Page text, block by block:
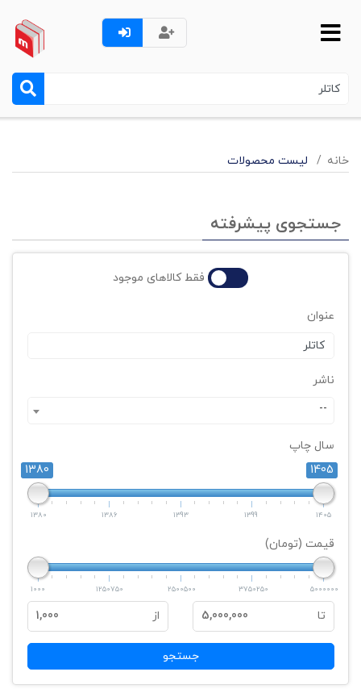
خانه لیست محصولات
جستجوی پیشرفته
فقط کالاهای موجود
عنوان
ناشر
--
سال چاپ
1380
1405
1380 1386 1393 1399 1405
قیمت (تومان)
1000 1250750 2500500 3750250 5000000
تا 5,000,000 از 1,000
جستجو